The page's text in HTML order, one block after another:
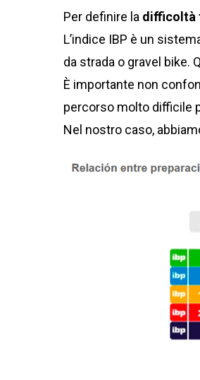
Per definire la difficoltà
L’indice IBP è un
da strada o gravel bike.
È importante non
percorso molto difficile
Nel nostro caso,